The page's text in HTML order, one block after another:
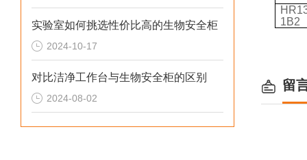
实验室如何挑选性价比高的生物安全柜
2024-10-17
对比洁净工作台与生物安全柜的区别
2024-08-02
1B2
留